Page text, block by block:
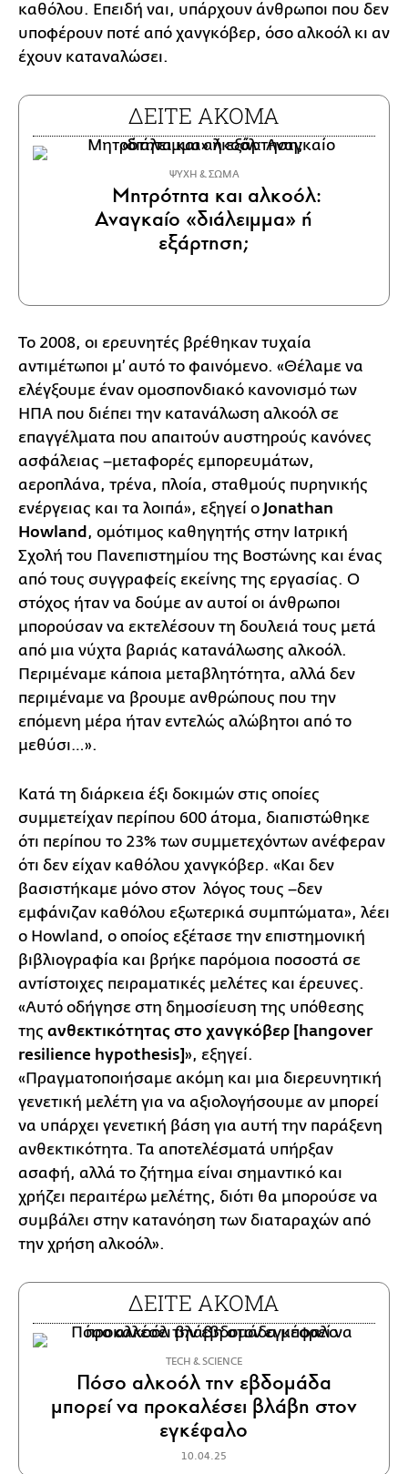
καθόλου. Επειδή ναι, υπάρχουν άνθρωποι που δεν
υποφέρουν ποτέ από χανγκόβερ, όσο αλκοόλ κι αν
έχουν καταναλώσει.
ΔΕΙΤΕ ΑΚΟΜΑ
ΨΥΧΗ & ΣΩΜΑ
Μητρότητα και αλκοόλ:
Αναγκαίο «διάλειμμα» ή
εξάρτηση;
Το 2008, οι ερευνητές βρέθηκαν τυχαία
αντιμέτωποι μ’ αυτό το φαινόμενο. «Θέλαμε να
ελέγξουμε έναν ομοσπονδιακό κανονισμό των
ΗΠΑ που διέπει την κατανάλωση αλκοόλ σε
επαγγέλματα που απαιτούν αυστηρούς κανόνες
ασφάλειας –μεταφορές εμπορευμάτων,
αεροπλάνα, τρένα, πλοία, σταθμούς πυρηνικής
ενέργειας και τα λοιπά», εξηγεί ο Jonathan
Howland, ομότιμος καθηγητής στην Ιατρική
Σχολή του Πανεπιστημίου της Βοστώνης και ένας
από τους συγγραφείς εκείνης της εργασίας. Ο
στόχος ήταν να δούμε αν αυτοί οι άνθρωποι
μπορούσαν να εκτελέσουν τη δουλειά τους μετά
από μια νύχτα βαριάς κατανάλωσης αλκοόλ.
Περιμέναμε κάποια μεταβλητότητα, αλλά δεν
περιμέναμε να βρουμε ανθρώπους που την
επόμενη μέρα ήταν εντελώς αλώβητοι από το
μεθύσι…».
Κατά τη διάρκεια έξι δοκιμών στις οποίες
συμμετείχαν περίπου 600 άτομα, διαπιστώθηκε
ότι περίπου το 23% των συμμετεχόντων ανέφεραν
ότι δεν είχαν καθόλου χανγκόβερ. «Και δεν
βασιστήκαμε μόνο στον λόγος τους –δεν
εμφάνιζαν καθόλου εξωτερικά συμπτώματα», λέει
ο Howland, ο οποίος εξέτασε την επιστημονική
βιβλιογραφία και βρήκε παρόμοια ποσοστά σε
αντίστοιχες πειραματικές μελέτες και έρευνες.
«Αυτό οδήγησε στη δημοσίευση της υπόθεσης
της ανθεκτικότητας στο χανγκόβερ [hangover
resilience hypothesis]», εξηγεί.
«Πραγματοποιήσαμε ακόμη και μια διερευνητική
γενετική μελέτη για να αξιολογήσουμε αν μπορεί
να υπάρχει γενετική βάση για αυτή την παράξενη
ανθεκτικότητα. Τα αποτελέσματά υπήρξαν
ασαφή, αλλά το ζήτημα είναι σημαντικό και
χρήζει περαιτέρω μελέτης, διότι θα μπορούσε να
συμβάλει στην κατανόηση των διαταραχών από
την χρήση αλκοόλ».
ΔΕΙΤΕ ΑΚΟΜΑ
ΤECH & SCIENCE
Πόσο αλκοόλ την εβδομάδα
μπορεί να προκαλέσει βλάβη στον
εγκέφαλο
10.04.25